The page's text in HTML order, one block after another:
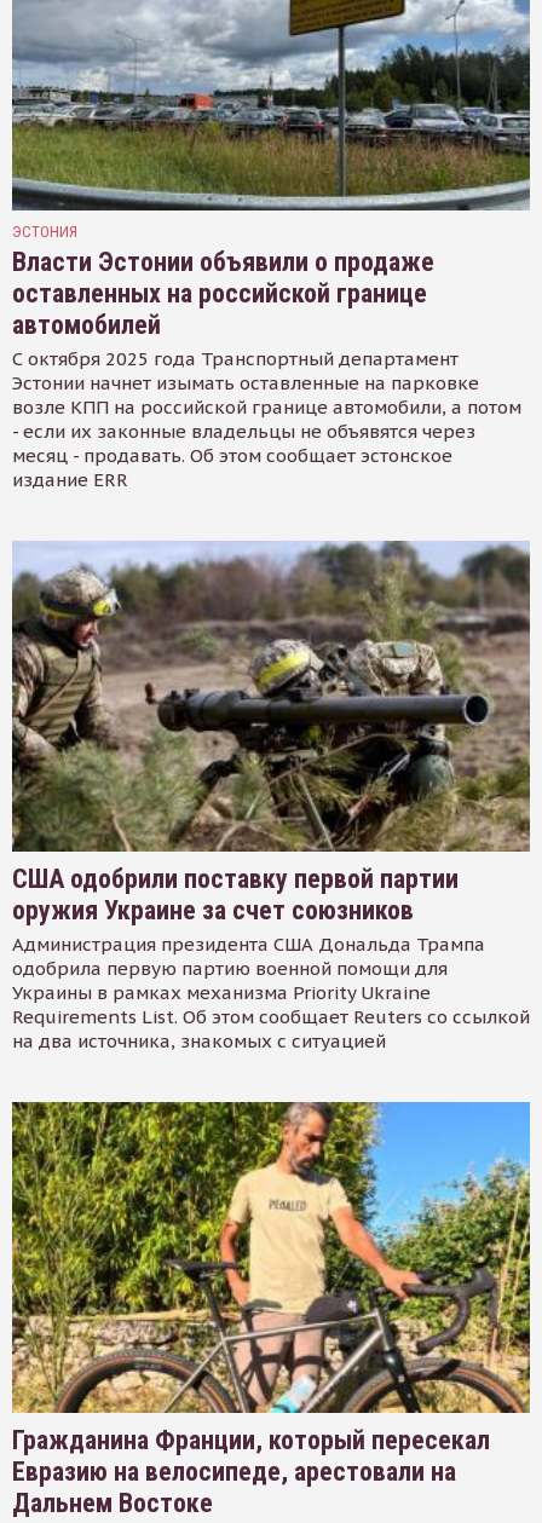
ЭСТОНИЯ
Власти Эстонии объявили о продаже
оставленных на российской границе
автомобилей
С октября 2025 года Транспортный департамент
Эстонии начнет изымать оставленные на парковке
возле КПП на российской границе автомобили, а потом
- если их законные владельцы не объявятся через
месяц - продавать. Об этом сообщает эстонское
издание ERR
США одобрили поставку первой партии
оружия Украине за счет союзников
Администрация президента США Дональда Трампа
одобрила первую партию военной помощи для
Украины в рамках механизма Priority Ukraine
Requirements List. Об этом сообщает Reuters со ссылкой
на два источника, знакомых с ситуацией
Гражданина Франции, который пересекал
Евразию на велосипеде, арестовали на
Дальнем Востоке